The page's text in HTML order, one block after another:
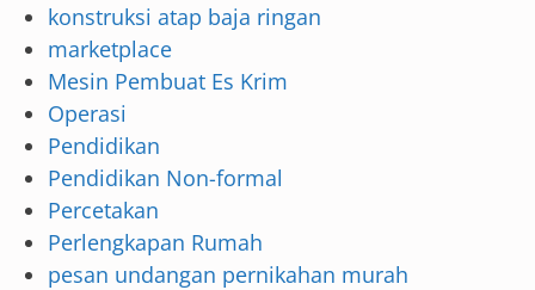
konstruksi atap baja ringan
marketplace
Mesin Pembuat Es Krim
Operasi
Pendidikan
Pendidikan Non-formal
Percetakan
Perlengkapan Rumah
pesan undangan pernikahan murah